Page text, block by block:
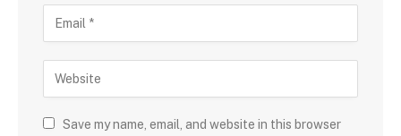
Save my name, email, and website in this browser